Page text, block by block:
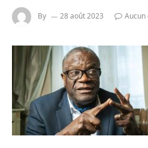
By 28 août 2023